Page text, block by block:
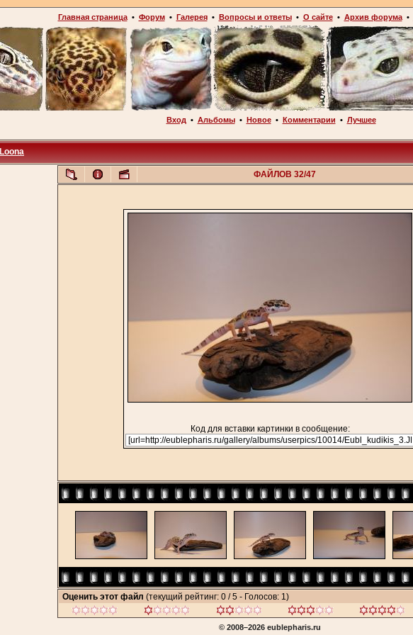
Главная страница• Форум• Галерея• Вопросы и ответы• О сайте• Архив форума•
Вход • Альбомы• Новое• Комментарии • Лучшее
Loona
ФАЙЛОВ 32/47
Код для вставки картинки в сообщение:
Оценить этот файл (текущий рейтинг: 0 / 5 - Голосов: 1)
© 2008–2026 eublepharis.ru